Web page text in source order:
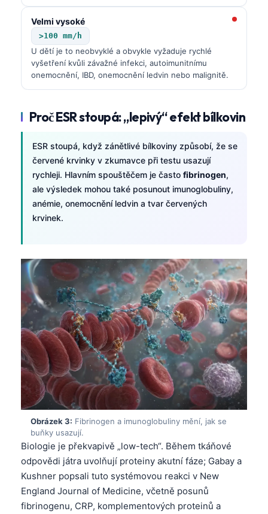
Velmi vysoké
>100 mm/h
U dětí je to neobvyklé a obvykle vyžaduje rychlé
vyšetření kvůli závažné infekci, autoimunitnímu
onemocnění, IBD, onemocnění ledvin nebo malignitě.
Proč ESR stoupá: „lepivý“ efekt bílkovin
ESR stoupá, když zánětlivé bílkoviny způsobí, že se
červené krvinky v zkumavce při testu usazují
rychleji. Hlavním spouštěčem je často fibrinogen,
ale výsledek mohou také posunout imunoglobuliny,
anémie, onemocnění ledvin a tvar červených
krvinek.
Obrázek 3: Fibrinogen a imunoglobuliny mění, jak se
buňky usazují.
Biologie je překvapivě „low-tech“. Během tkáňové
odpovědi játra uvolňují proteiny akutní fáze; Gabay a
Kushner popsali tuto systémovou reakci v New
England Journal of Medicine, včetně posunů
fibrinogenu, CRP, komplementových proteinů a